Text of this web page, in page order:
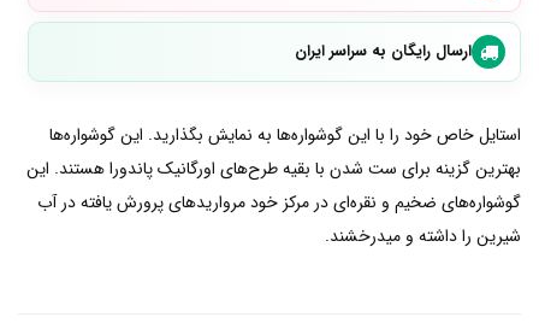
ارسال رایگان به سراسر ایران
استایل خاص خود را با این گوشواره‌ها به نمایش بگذارید. این گوشواره‌ها
بهترین گزینه برای ست شدن با بقیه طرح‌های اورگانیک پاندورا هستند. این
گوشواره‌های ضخیم و نقره‌ای در مرکز خود مرواریدهای پرورش یافته در آب
شیرین را داشته و میدرخشند.